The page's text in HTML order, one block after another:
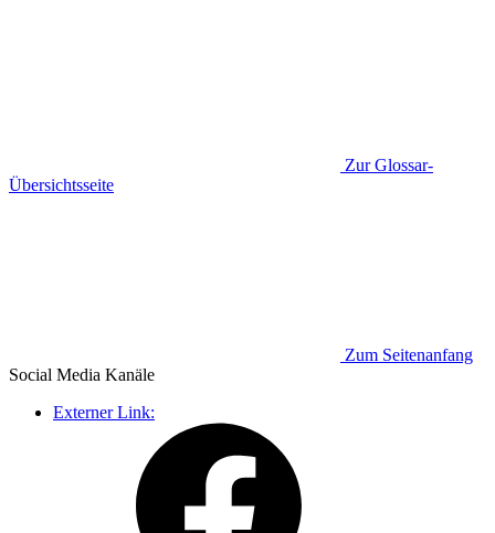
Zur Glossar-
Übersichtsseite
Zum Seitenanfang
Social Media Kanäle
Externer Link: